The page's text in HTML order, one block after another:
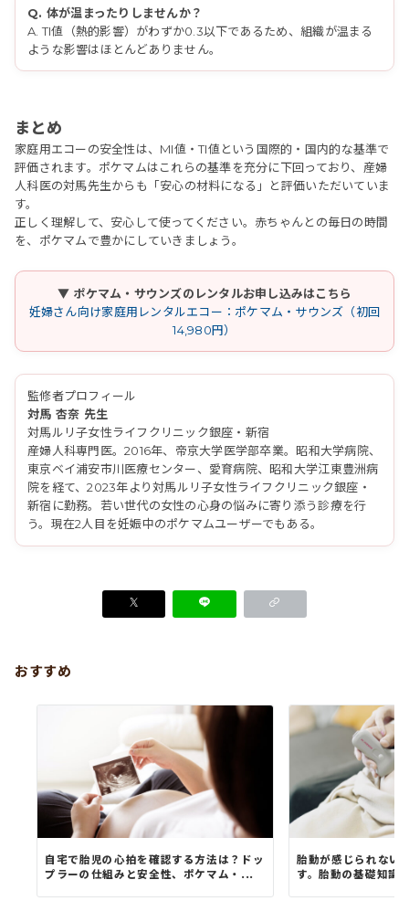
Q. 体が温まったりしませんか？
A. TI値（熱的影響）がわずか0.3以下であるため、組織が温まる
ような影響はほとんどありません。
まとめ
家庭用エコーの安全性は、MI値・TI値という国際的・国内的な基準で
評価されます。ポケマムはこれらの基準を充分に下回っており、産婦
人科医の対馬先生からも「安心の材料になる」と評価いただいていま
す。
正しく理解して、安心して使ってください。赤ちゃんとの毎日の時間
を、ポケマムで豊かにしていきましょう。
▼ ポケマム・サウンズのレンタルお申し込みはこちら
妊婦さん向け家庭用レンタルエコー：ポケマム・サウンズ（初回
14,980円）
監修者プロフィール
対馬 杏奈 先生
対馬ルリ子女性ライフクリニック銀座・新宿
産婦人科専門医。2016年、帝京大学医学部卒業。昭和大学病院、
東京ベイ浦安市川医療センター、愛育病院、昭和大学江東豊洲病
院を経て、2023年より対馬ルリ子女性ライフクリニック銀座・
新宿に勤務。若い世代の女性の心身の悩みに寄り添う診療を行
う。現在2人目を妊娠中のポケマムユーザーでもある。
おすすめ
自宅で胎児の心拍を確認する方法は？ドッ
プラーの仕組みと安全性、ポケマム・...
胎動が感じられない
す。胎動の基礎知識